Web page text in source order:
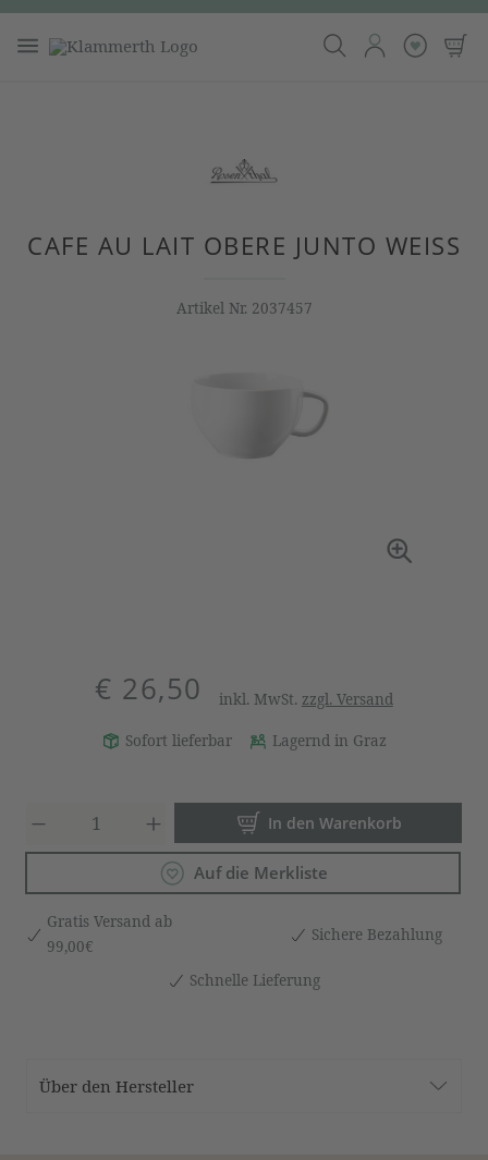
CAFE AU LAIT OBERE JUNTO WEISS
Artikel Nr. 2037457
€ 26,50 inkl. MwSt. zzgl. Versand
Sofort lieferbar Lagernd in Graz
Produkt Anzahl: Gib den
In den Warenkorb
Auf die Merkliste
Gratis Versand ab
99,00€
Sichere Bezahlung
Schnelle Lieferung
Über den Hersteller